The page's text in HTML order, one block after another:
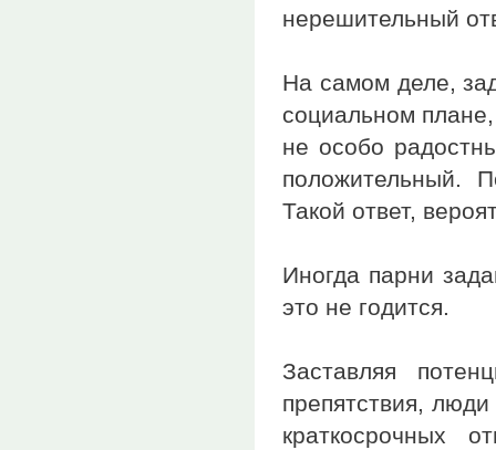
нерешительный
На самом деле,
социальном
не особо
положительный.
Такой ответ,
Иногда парни
это не годится.
Заставляя
препятствия,
краткосрочных